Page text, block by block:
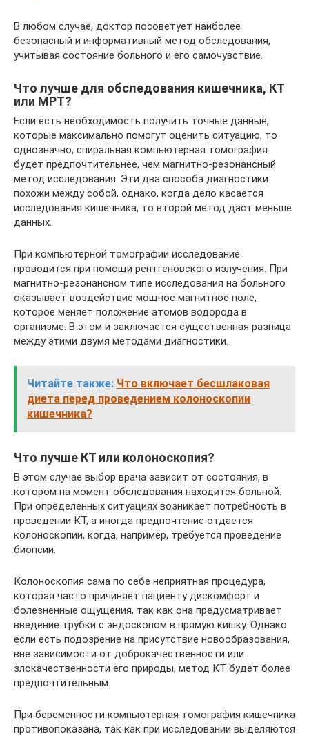
В любом случае, доктор посоветует наиболее
безопасный и информативный метод обследования,
учитывая состояние больного и его самочувствие.
Что лучше для обследования кишечника, КТ
или МРТ?
Если есть необходимость получить точные данные,
которые максимально помогут оценить ситуацию, то
однозначно, спиральная компьютерная томография
будет предпочтительнее, чем магнитно-резонансный
метод исследования. Эти два способа диагностики
похожи между собой, однако, когда дело касается
исследования кишечника, то второй метод даст меньше
данных.
При компьютерной томографии исследование
проводится при помощи рентгеновского излучения. При
магнитно-резонансном типе исследования на больного
оказывает воздействие мощное магнитное поле,
которое меняет положение атомов водорода в
организме. В этом и заключается существенная разница
между этими двумя методами диагностики.
Читайте также: Что включает бесшлаковая
диета перед проведением колоноскопии
кишечника?
Что лучше КТ или колоноскопия?
В этом случае выбор врача зависит от состояния, в
котором на момент обследования находится больной.
При определенных ситуациях возникает потребность в
проведении КТ, а иногда предпочтение отдается
колоноскопии, когда, например, требуется проведение
биопсии.
Колоноскопия сама по себе неприятная процедура,
которая часто причиняет пациенту дискомфорт и
болезненные ощущения, так как она предусматривает
введение трубки с эндоскопом в прямую кишку. Однако
если есть подозрение на присутствие новообразования,
вне зависимости от доброкачественности или
злокачественности его природы, метод КТ будет более
предпочтительным.
При беременности компьютерная томография кишечника
противопоказана, так как при исследовании выделяются